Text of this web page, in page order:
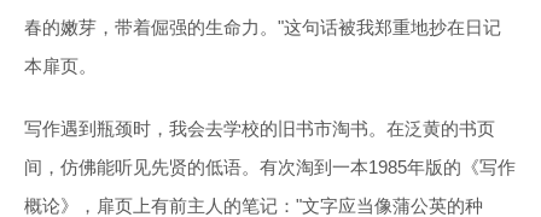
春的嫩芽，带着倔强的生命力。"这句话被我郑重地抄在日记
本扉页。
写作遇到瓶颈时，我会去学校的旧书市淘书。在泛黄的书页
间，仿佛能听见先贤的低语。有次淘到一本1985年版的《写作
概论》，扉页上有前主人的笔记："文字应当像蒲公英的种